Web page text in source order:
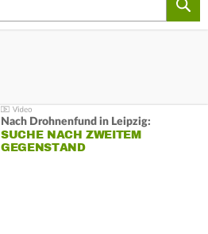
Nach Drohnenfund in Leipzig:
SUCHE NACH ZWEITEM
GEGENSTAND